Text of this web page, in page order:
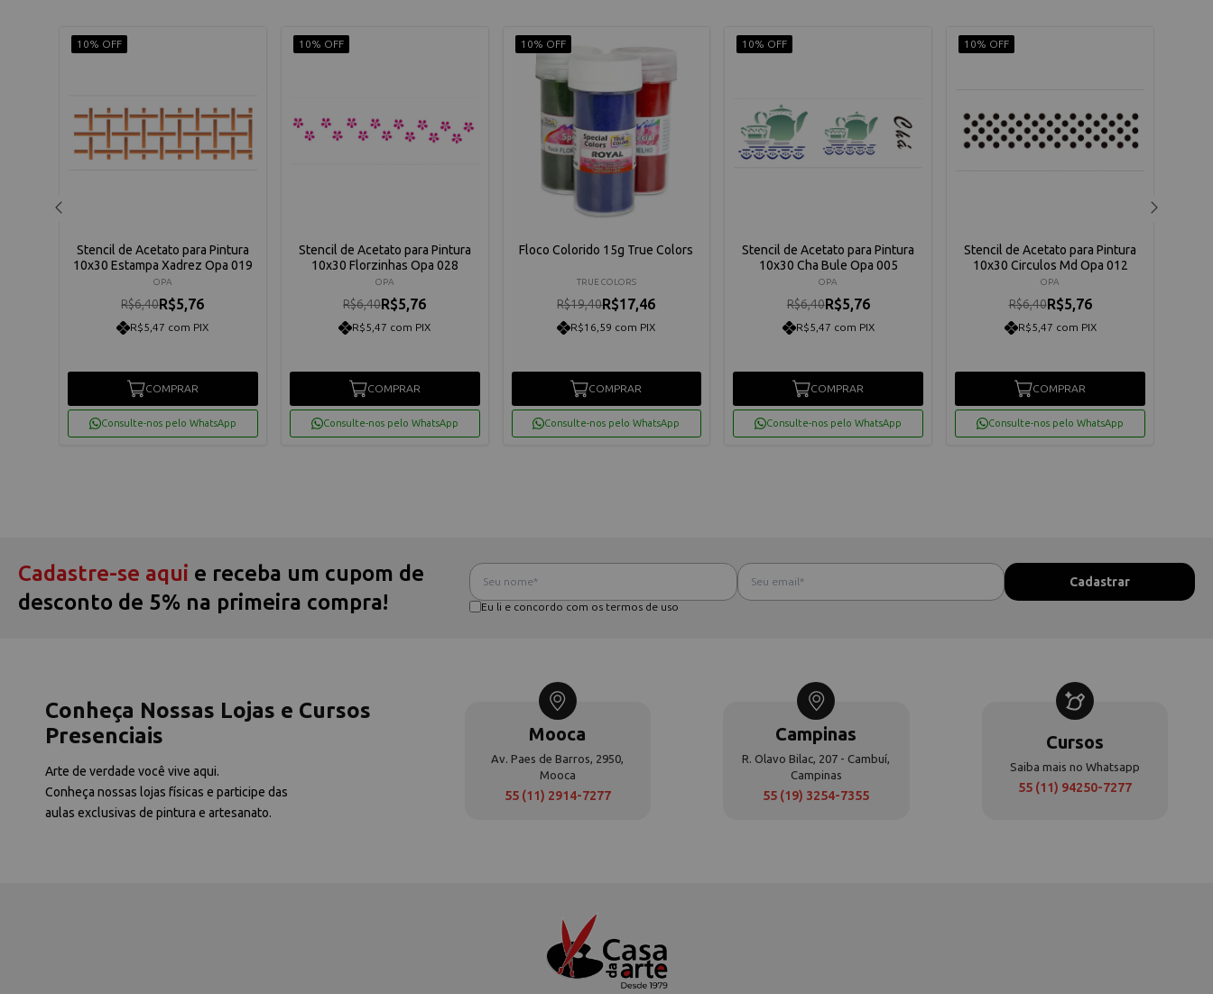
10% OFF
Stencil de Acetato para Pintura
10x30 Estampa Xadrez Opa 019
OPA
R$6,40R$5,76
R$5,47 com PIX
COMPRAR
Consulte-nos pelo WhatsApp
10% OFF
Stencil de Acetato para Pintura
10x30 Florzinhas Opa 028
OPA
R$6,40R$5,76
R$5,47 com PIX
COMPRAR
Consulte-nos pelo WhatsApp
10% OFF
Floco Colorido 15g True Colors
TRUE COLORS
R$19,40R$17,46
R$16,59 com PIX
COMPRAR
Consulte-nos pelo WhatsApp
10% OFF
Stencil de Acetato para Pintura
10x30 Cha Bule Opa 005
OPA
R$6,40R$5,76
R$5,47 com PIX
COMPRAR
Consulte-nos pelo WhatsApp
10% OFF
Stencil de Acetato para Pintura
10x30 Circulos Md Opa 012
OPA
R$6,40R$5,76
R$5,47 com PIX
COMPRAR
Consulte-nos pelo WhatsApp
Cadastre-se aqui e receba um cupom de
desconto de 5% na primeira compra!
Eu li e concordo com os termos de uso
Conheça Nossas Lojas e Cursos
Presenciais
Arte de verdade você vive aqui.
Conheça nossas lojas físicas e participe das
aulas exclusivas de pintura e artesanato.
Mooca
Av. Paes de Barros, 2950,
Mooca
55 (11) 2914-7277
Campinas
R. Olavo Bilac, 207 - Cambuí,
Campinas
55 (19) 3254-7355
Cursos
Saiba mais no Whatsapp
55 (11) 94250-7277